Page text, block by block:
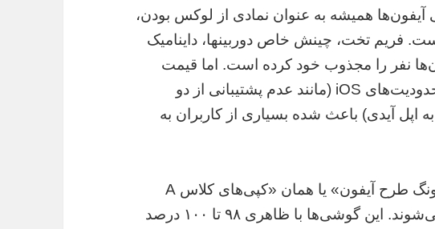
همیشه به عنوان نمادی از لوکس بودن،
فریم تخت، چینش خاص دوربینها، داینامیک
نفر را مجذوب خود کرده است. اما قیمت
بسیار بالای آیفون‌های اصلی و محدودیت‌های iOS (مانند عدم پشتیبانی از دو
اپل آیدی) باعث شده بسیاری از کاربران به
اینجاست که گوشی‌های «سامسونگ طرح آیفون» یا همان «کپی‌های کلاس A
شرکت KS ویتنام» وارد میدان می‌شوند. این گوشی‌ها با ظاهری ۹۸ تا ۱۰۰ درصد